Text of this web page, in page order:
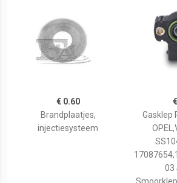
€ 0.60
Brandplaatjes,
injectiesysteem
Gasklep
03